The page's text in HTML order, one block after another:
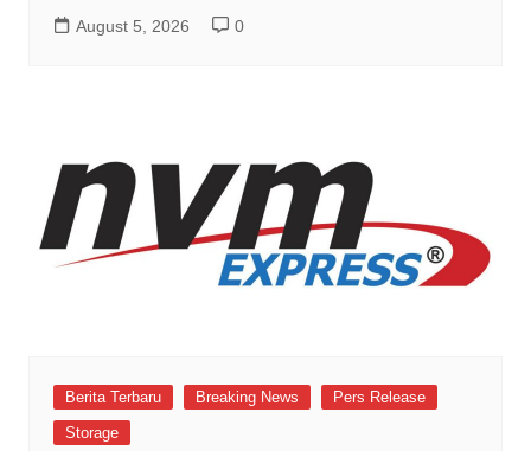
August 5, 2026 0
Berita Terbaru Breaking News
Pers Release
Storage